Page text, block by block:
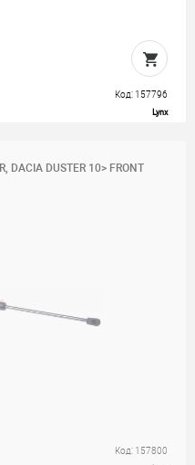
Код: 157796
Lynx
DUSTER 10> FRONT
Код: 157800